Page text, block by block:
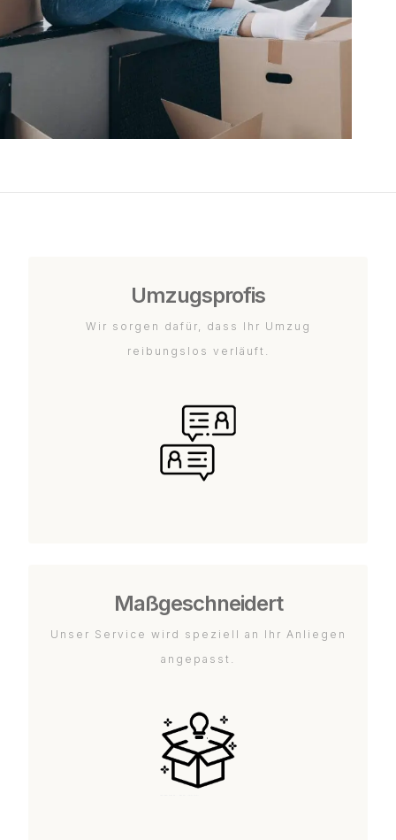
Umzugsprofis
Wir sorgen dafür, dass Ihr Umzug
reibungslos verläuft.
Maßgeschneidert
Unser Service wird speziell an Ihr Anliegen
angepasst.